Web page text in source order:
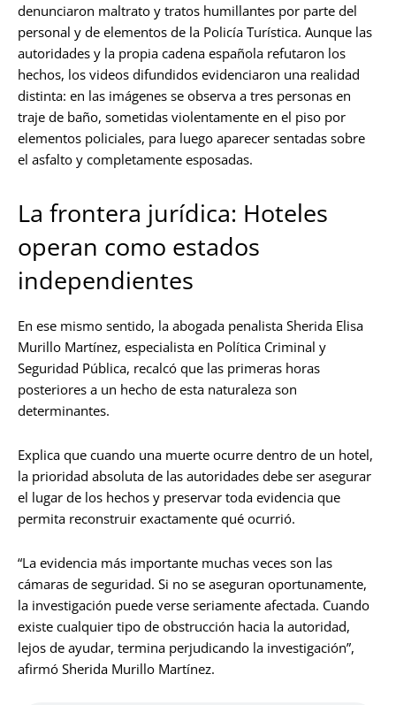
denunciaron maltrato y tratos humillantes por parte del
personal y de elementos de la Policía Turística. Aunque las
autoridades y la propia cadena española refutaron los
hechos, los videos difundidos evidenciaron una realidad
distinta: en las imágenes se observa a tres personas en
traje de baño, sometidas violentamente en el piso por
elementos policiales, para luego aparecer sentadas sobre
el asfalto y completamente esposadas.
La frontera jurídica: Hoteles
operan como estados
independientes
En ese mismo sentido, la abogada penalista Sherida Elisa
Murillo Martínez, especialista en Política Criminal y
Seguridad Pública, recalcó que las primeras horas
posteriores a un hecho de esta naturaleza son
determinantes.
Explica que cuando una muerte ocurre dentro de un hotel,
la prioridad absoluta de las autoridades debe ser asegurar
el lugar de los hechos y preservar toda evidencia que
permita reconstruir exactamente qué ocurrió.
“La evidencia más importante muchas veces son las
cámaras de seguridad. Si no se aseguran oportunamente,
la investigación puede verse seriamente afectada. Cuando
existe cualquier tipo de obstrucción hacia la autoridad,
lejos de ayudar, termina perjudicando la investigación”,
afirmó Sherida Murillo Martínez.